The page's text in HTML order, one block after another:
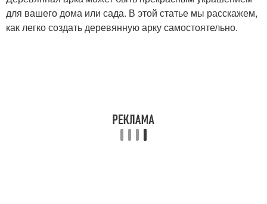
для вашего дома или сада. В этой статье мы расскажем,
как легко создать деревянную арку самостоятельно.